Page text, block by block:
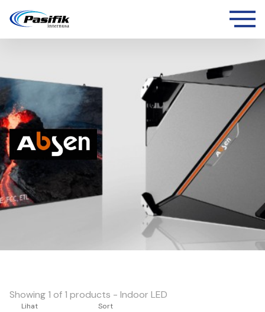
Showing 1 of 1 products - Indoor LED
Lihat Sort